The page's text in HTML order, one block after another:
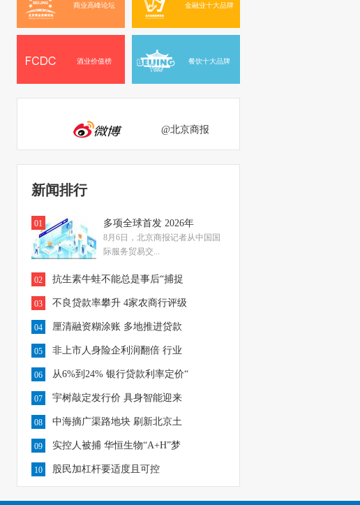
商业高峰论坛 金融业十大品牌
酒业价值榜 餐饮十大品牌
@北京商报
新闻排行
01 多项全球首发 2026年
8月6日，北京商报记者从中国国
际服务贸易交...
02 抗生素牛蛙不能总是事后“捕捉
03 不良贷款率攀升 4家农商行评级
04 厘清融资糊涂账 多地推进贷款
05 非上市人身险企利润翻倍 行业
06 从6%到24% 银行贷款利率定价“
07 宇树敲定发行价 具身智能迎来
08 中海摘广渠路地块 刷新北京土
09 实控人被捕 华恒生物“A+H”梦
10 股民加杠杆要适度且可控